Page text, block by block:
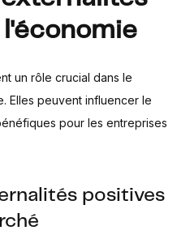
un rôle crucial dans le
Elles peuvent influencer le
pour les entreprises
positives